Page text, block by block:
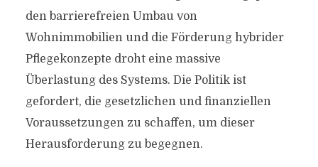
den barrierefreien Umbau von
Wohnimmobilien und die Förderung hybrider
Pflegekonzepte droht eine massive
Überlastung des Systems. Die Politik ist
gefordert, die gesetzlichen und finanziellen
Voraussetzungen zu schaffen, um dieser
Herausforderung zu begegnen.